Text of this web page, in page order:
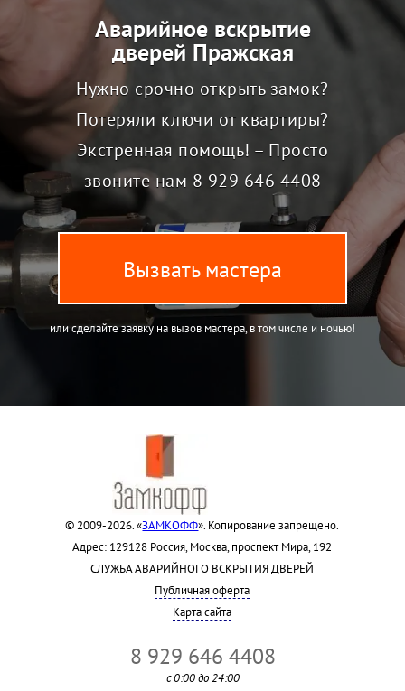
Аварийное вскрытие
дверей Пражская
Нужно срочно открыть замок?
Потеряли ключи от квартиры?
Экстренная помощь! – Просто
звоните нам 8 929 646 4408
Вызвать мастера
или сделайте заявку на вызов мастера, в том числе и ночью!
© 2009-2026. «ЗАМКОФФ». Копирование запрещено.
Адрес: 129128 Россия, Москва, проспект Мира, 192
СЛУЖБА АВАРИЙНОГО ВСКРЫТИЯ ДВЕРЕЙ
Публичная оферта
Карта сайта
8 929 646 4408
с 0:00 до 24:00